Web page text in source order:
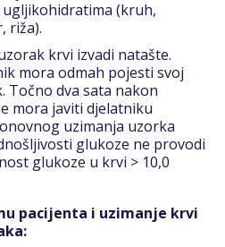
(kruh,
riža).
krvi izvadi natašte.
mora odmah pojesti svoj
Točno dva sata nakon
mora javiti djelatniku
uzimanja uzorka
glukoze ne provodi
glukoze u krvi > 10,0
pacijenta i uzimanje krvi